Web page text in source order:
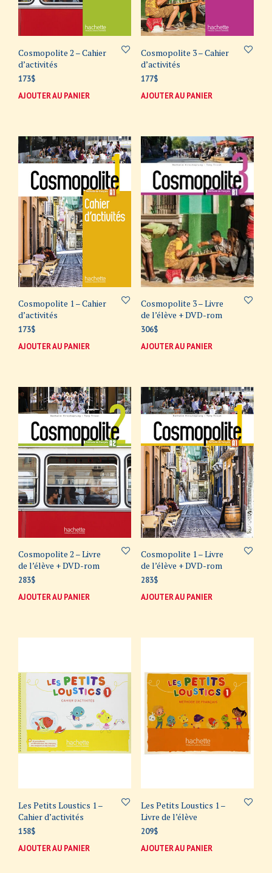
Cosmopolite 2 – Cahier
d’activités
173$
AJOUTER AU PANIER
Cosmopolite 3 – Cahier
d’activités
177$
AJOUTER AU PANIER
Cosmopolite 1 – Cahier
d’activités
173$
AJOUTER AU PANIER
Cosmopolite 3 – Livre
de l’élève + DVD-rom
306$
AJOUTER AU PANIER
Cosmopolite 2 – Livre
de l’élève + DVD-rom
283$
AJOUTER AU PANIER
Cosmopolite 1 – Livre
de l’élève + DVD-rom
283$
AJOUTER AU PANIER
Les Petits Loustics 1 –
Cahier d’activités
158$
AJOUTER AU PANIER
Les Petits Loustics 1 –
Livre de l’élève
209$
AJOUTER AU PANIER